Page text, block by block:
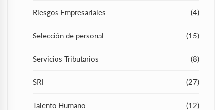
Riesgos Empresariales (4)
Selección de personal (15)
Servicios Tributarios (8)
SRI (27)
Talento Humano (12)